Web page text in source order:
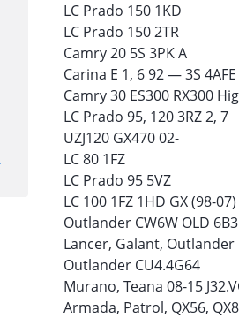
LC Prado 150 1KD
LC Prado 150 2TR
Camry 20 5S 3PK A
Carina E 1, 6 92 — 3S
Camry 30 ES300 RX300
LC Prado 95, 120 3RZ 2, 7
UZJ120 GX470 02-
LC 80 1FZ
LC Prado 95 5VZ
LC 100 1FZ 1HD GX (98-07)
Outlander CW6W OLD
Lancer, Galant, Outlander
Outlander CU4.4G64
Murano, Teana 08-15
Armada, Patrol, QX56,